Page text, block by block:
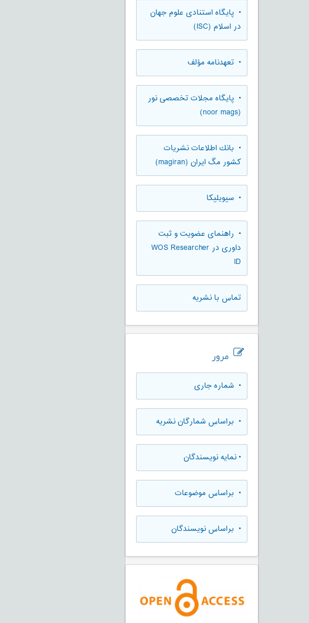
• پایگاه استنادی علوم جهان
در اسلام (ISC)
• تعهدنامه مؤلف
• پایگاه مجلات تخصصی نور
(noor mags)
• بانك اطلاعات نشريات
كشور مگ ايران (magiran)
• سیویلیکا
• راهنمای عضویت و ثبت
داوری در WOS Researcher
ID
تماس با نشریه
مرور
• شماره جاری
• براساس شمارگان نشریه
•نمایه نویسندگان
• براساس موضوعات
• براساس نویسندگان